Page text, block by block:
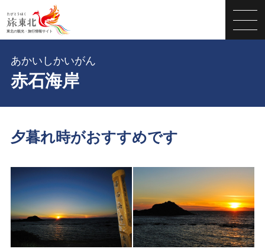
赤石海岸
あかいしかいがん
夕暮れ時がおすすめです